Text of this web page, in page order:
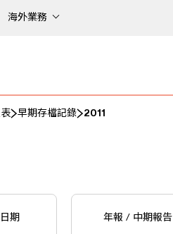
海外業務
早期存檔記錄 2011
期 年報 / 中期報告